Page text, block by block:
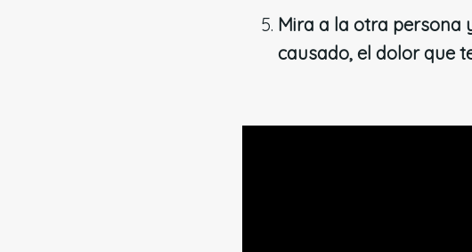
Mira a la otra persona
causado, el dolor que